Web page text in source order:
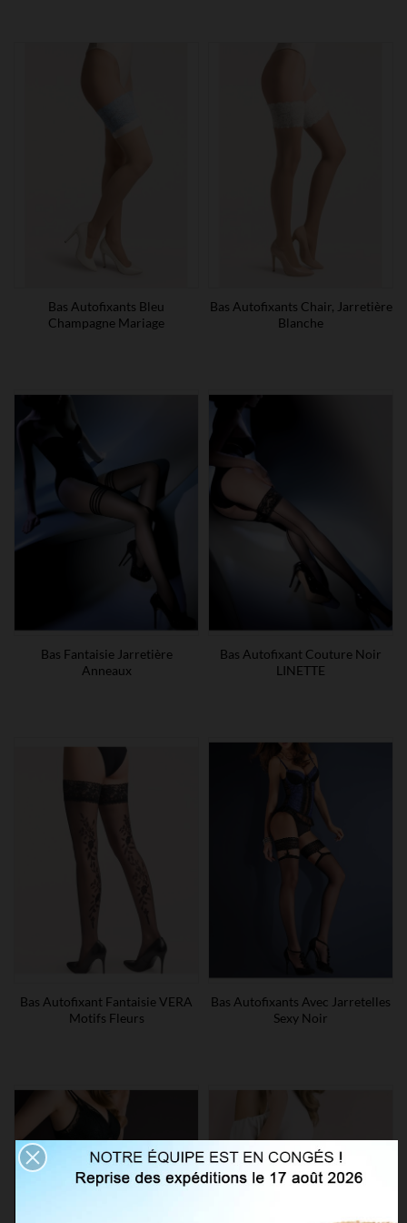
Bas Autofixants Bleu
Champagne Mariage
Bas Autofixants Chair, Jarretière
Blanche
Bas Fantaisie Jarretière
Anneaux
Bas Autofixant Couture Noir
LINETTE
Bas Autofixant Fantaisie VERA
Motifs Fleurs
Bas Autofixants Avec Jarretelles
Sexy Noir